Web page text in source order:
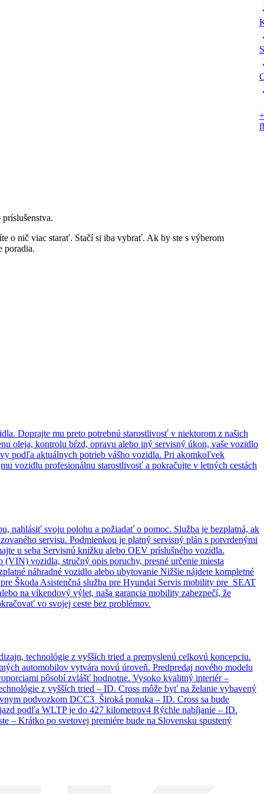
o nič viac starať. Stačí si iba vybrať. Ak by ste s výberom
poradia.
Doprajte mu preto potrebnú starostlivosť v niektorom z našich
oleja, kontrolu bŕzd, opravu alebo iný servisný úkon, vaše vozidlo
podľa aktuálnych potrieb vášho vozidla. Pri akomkoľvek
vozidlu profesionálnu starostlivosť a pokračujte v letných cestách
nahlásiť svoju polohu a požiadať o pomoc. Služba je bezplatná, ak
servisu. Podmienkou je platný servisný plán s potvrdenými
u seba Servisnú knižku alebo OEV príslušného vozidla.
vozidla, stručný opis poruchy, presné určenie miesta
náhradné vozidlo alebo ubytovanie Nižšie nájdete kompletné
Škoda Asistenčná služba pre Hyundai Servis mobility pre SEAT
na víkendový výlet, naša garancia mobility zabezpečí, že
vo svojej ceste bez problémov.
technológie z vyšších tried a premyslenú celkovú koncepciu.
automobilov vytvára novú úroveň. Predpredaj nového modelu
pôsobí zvlášť hodnotne. Vysoko kvalitný interiér –
z vyšších tried – ID. Cross môže byť na želanie vybavený
podvozkom DCC3 Široká ponuka – ID. Cross sa bude
podľa WLTP je do 427 kilometrov4 Rýchle nabíjanie – ID.
– Krátko po svetovej premiére bude na Slovensku spustený